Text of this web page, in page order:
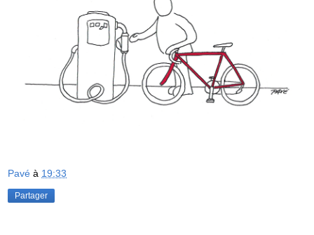
Pavé à 19:33
Partager